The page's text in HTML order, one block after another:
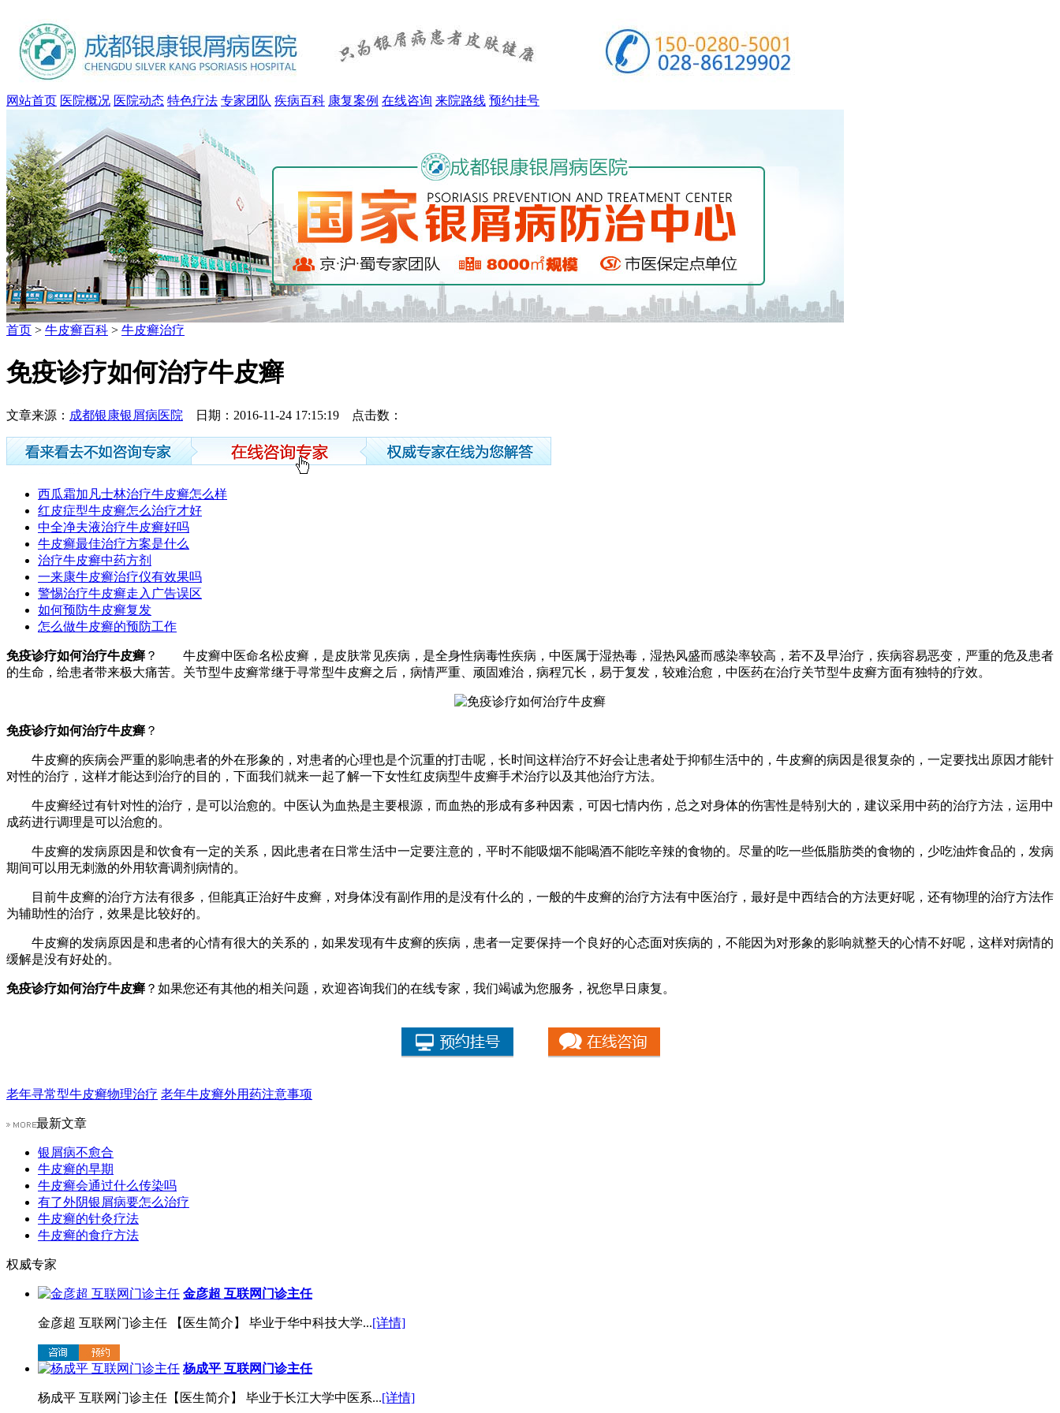
网站首页 医院概况 医院动态 特色疗法 专家团队 疾病百科 康复案例 在线咨询 来院路线 预约挂号
首页 > 牛皮癣百科 > 牛皮癣治疗
免疫诊疗如何治疗牛皮癣
文章来源： 成都银康银屑病医院 日期：2016-11-24 17:15:19 点击数：
西瓜霜加凡士林治疗牛皮癣怎么样
红皮症型牛皮癣怎么治疗才好
中全净夫液治疗牛皮癣好吗
牛皮癣最佳治疗方案是什么
治疗牛皮癣中药方剂
一来康牛皮癣治疗仪有效果吗
警惕治疗牛皮癣走入广告误区
如何预防牛皮癣复发
怎么做牛皮癣的预防工作
免疫诊疗如何治疗牛皮癣 ？ 牛皮癣中医命名松皮癣，是皮肤常见疾病，是全身性病毒性疾病，中医属于湿热毒，湿热风盛而感染率较高，若不及早治疗，疾病容易恶变，严重的危及患者
的生命，给患者带来极大痛苦。关节型牛皮癣常继于寻常型牛皮癣之后，病情严重、顽固难治，病程冗长，易于复发，较难治愈，中医药在治疗关节型牛皮癣方面有独特的疗效。
免疫诊疗如何治疗牛皮癣 ？
牛皮癣的疾病会严重的影响患者的外在形象的，对患者的心理也是个沉重的打击呢，长时间这样治疗不好会让患者处于抑郁生活中的，牛皮癣的病因是很复杂的，一定要找出原因才能针
对性的治疗，这样才能达到治疗的目的，下面我们就来一起了解一下女性红皮病型牛皮癣手术治疗以及其他治疗方法。
牛皮癣经过有针对性的治疗，是可以治愈的。中医认为血热是主要根源，而血热的形成有多种因素，可因七情内伤，总之对身体的伤害性是特别大的，建议采用中药的治疗方法，运用中
成药进行调理是可以治愈的。
牛皮癣的发病原因是和饮食有一定的关系，因此患者在日常生活中一定要注意的，平时不能吸烟不能喝酒不能吃辛辣的食物的。尽量的吃一些低脂肪类的食物的，少吃油炸食品的，发病
期间可以用无刺激的外用软膏调剂病情的。
目前牛皮癣的治疗方法有很多，但能真正治好牛皮癣，对身体没有副作用的是没有什么的，一般的牛皮癣的治疗方法有中医治疗，最好是中西结合的方法更好呢，还有物理的治疗方法作
为辅助性的治疗，效果是比较好的。
牛皮癣的发病原因是和患者的心情有很大的关系的，如果发现有牛皮癣的疾病，患者一定要保持一个良好的心态面对疾病的，不能因为对形象的影响就整天的心情不好呢，这样对病情的
缓解是没有好处的。
免疫诊疗如何治疗牛皮癣 ？如果您还有其他的相关问题，欢迎咨询我们的在线专家，我们竭诚为您服务，祝您早日康复。
老年寻常型牛皮癣物理治疗 老年牛皮癣外用药注意事项
最新文章
银屑病不愈合
牛皮癣的早期
牛皮癣会通过什么传染吗
有了外阴银屑病要怎么治疗
牛皮癣的针灸疗法
牛皮癣的食疗方法
权威专家
金彦超 互联网门诊主任
金彦超 互联网门诊主任 【医生简介】 毕业于华中科技大学...[详情]
杨成平 互联网门诊主任
杨成平 互联网门诊主任【医生简介】 毕业于长江大学中医系...[详情]